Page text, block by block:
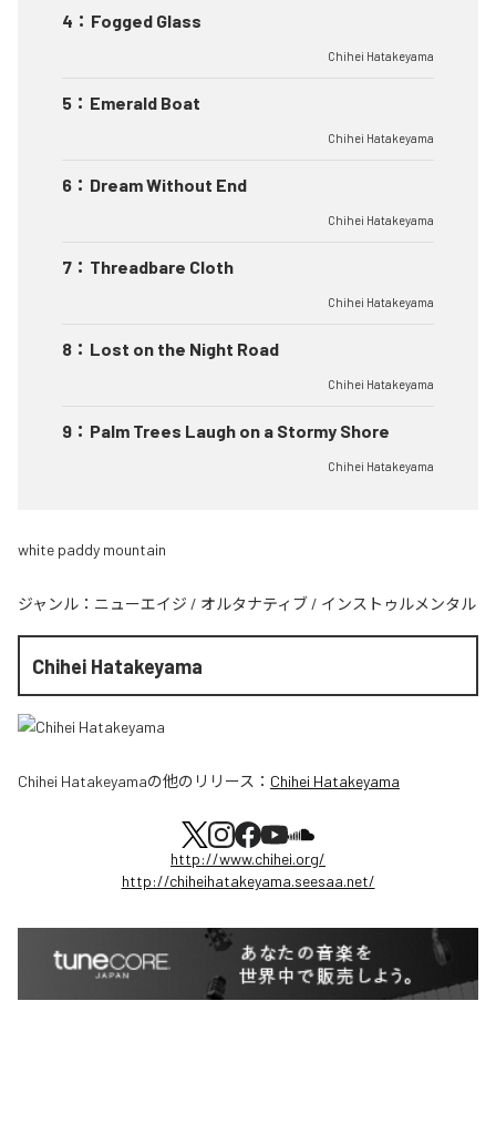
4 ： Fogged Glass
Chihei Hatakeyama
5 ： Emerald Boat
Chihei Hatakeyama
6 ： Dream Without End
Chihei Hatakeyama
7 ： Threadbare Cloth
Chihei Hatakeyama
8 ： Lost on the Night Road
Chihei Hatakeyama
9 ： Palm Trees Laugh on a Stormy Shore
Chihei Hatakeyama
white paddy mountain
ジャンル： ニューエイジ / オルタナティブ / インストゥルメンタル
Chihei Hatakeyama
Chihei Hatakeyamaの他のリリース： Chihei Hatakeyama
http://www.chihei.org/
http://chiheihatakeyama.seesaa.net/